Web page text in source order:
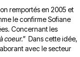
Émissions
Interviews
Chroniques
Évènements
remportés en 2005 et
le confirme Sofiane
Concernant les
coeur." Dans cette idée,
avec le secteur